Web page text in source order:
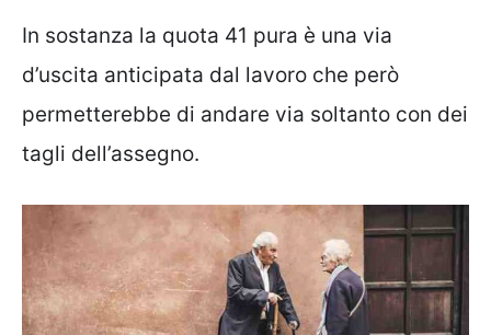
In sostanza la quota 41 pura è una via
d’uscita anticipata dal lavoro che però
permetterebbe di andare via soltanto con dei
tagli dell’assegno.